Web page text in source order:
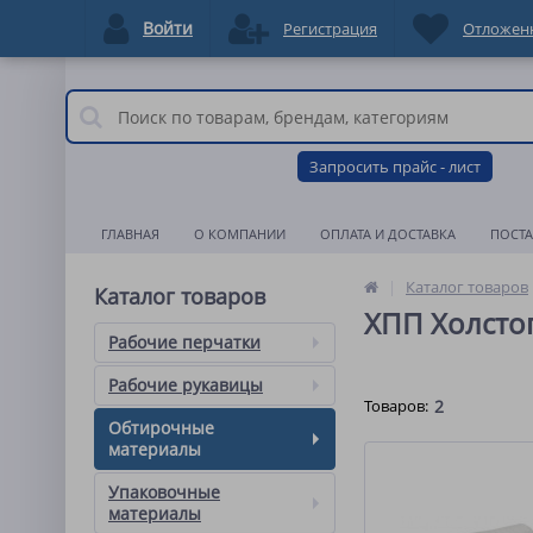
Запросить прайс - лист
ГЛАВНАЯ О КОМПАНИИ ОПЛАТА И ДОСТАВКА
Каталог товаров
Рабочие перчатки
Рабочие рукавицы
Обтирочные
материалы
Упаковочные
материалы
Каталог товаров
ХПП
Товаров: 2
Войти Регистрация